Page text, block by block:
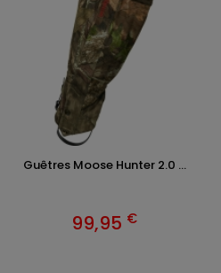
Guêtres Moose Hunter 2.0 ...
99,95 €